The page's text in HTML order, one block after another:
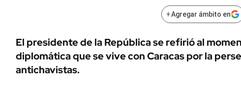
+Agregar ámbito en
El presidente de la República se refirió al
diplomática que se vive con Caracas por la
antichavistas.